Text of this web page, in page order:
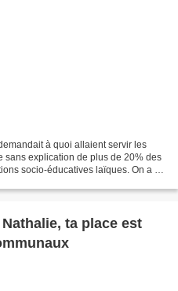
à quoi allaient servir les
sans explication de plus de 20% des
socio-éducatives laïques. On a la
ta place est